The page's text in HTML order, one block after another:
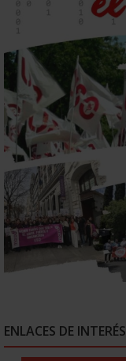
ENLACES DE INTERÉS